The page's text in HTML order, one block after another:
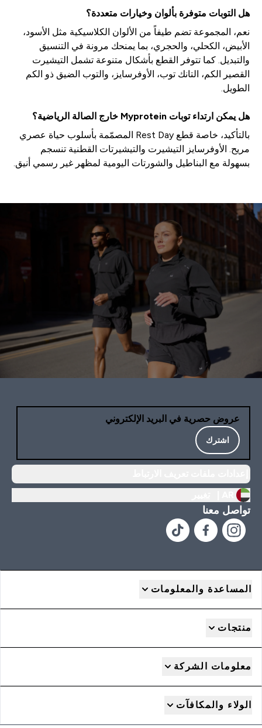
هل التوبات متوفرة بألوان وخيارات متعددة؟
نعم، المجموعة تضم طيفاً من الألوان الكلاسيكية مثل الأسود،
الأبيض، الكحلي، والحجري، بما يمنحك مرونة في التنسيق
والتبديل. كما تتوفر القطع بأشكال متنوعة تشمل التيشيرت
القصير الكم، التانك توب، الأوفرسايز، والتوب الضيق ذو الكم
الطويل.
هل يمكن ارتداء توبات Myprotein خارج الصالة الرياضية؟
بالتأكيد، خاصة قطع Rest Day المصمّمة بأسلوب حياة عصري
مريح. الأوفرسايز التيشيرت والتيشيرتات القطنية تنسجم
بسهولة مع البناطيل والشورتات اليومية لمظهر غير رسمي أنيق.
عروض حصرية في البريد الإلكتروني
اشترك
تواصل معنا
المساعدة والمعلومات
منتجات
معلومات الشركة
الولاء والمكافآت